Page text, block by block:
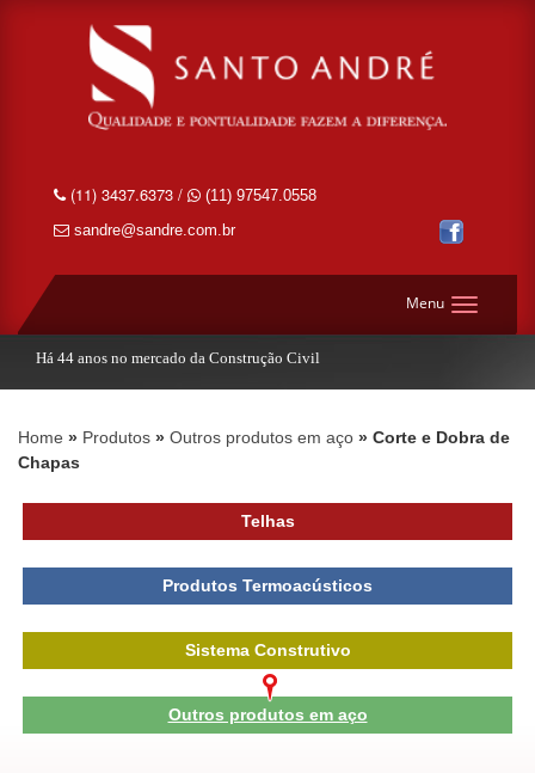
(11) 3437.6373 /
(11) 97547.0558
sandre@sandre.com.br
Menu
Há 44 anos no mercado da Construção Civil
Home Produtos Outros produtos em aço
Corte e Dobra de
Chapas
Telhas
Produtos Termoacústicos
Sistema Construtivo
Outros produtos em aço